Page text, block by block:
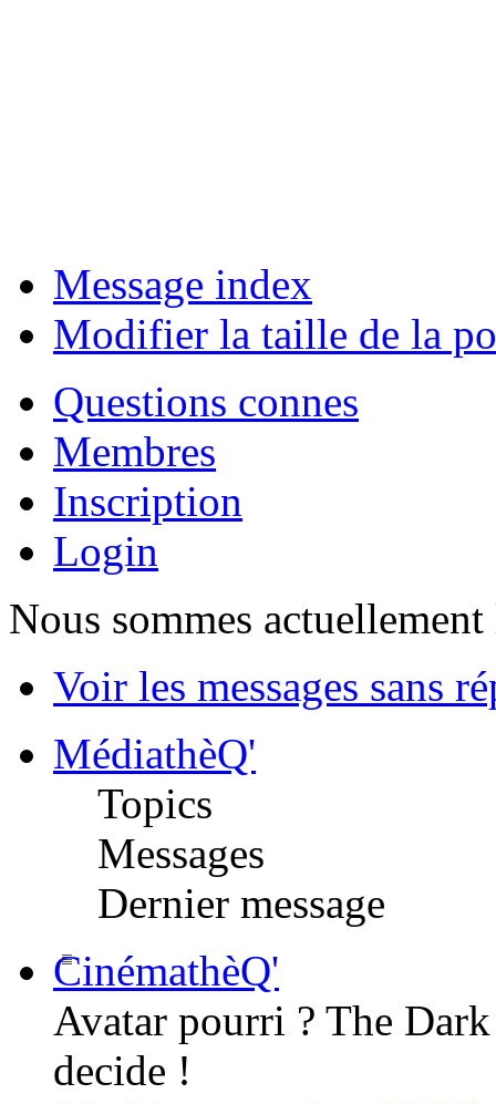
Message index
Modifier la taille de la
Questions connes
Membres
Inscription
Login
Nous sommes
Voir les messages sans
MédiathèQ'
Topics
Messages
Dernier message
CinémathèQ'
Avatar pourri ? The
decide !